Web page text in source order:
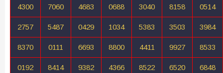
4300 7060 4683 0688 3040 8158 0514
2757 5487 0429 1034 5383 3503 3984
8370 0111 6693 8800 4411 9927 8533
0192 8414 9382 4366 8522 6520 6848